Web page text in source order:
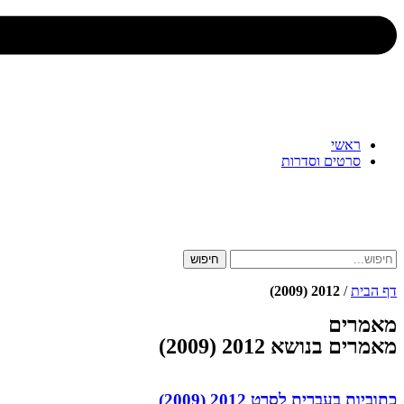
ראשי
סרטים וסדרות
חיפוש
דף הבית/
2012 (2009)
מאמרים
מאמרים בנושא 2012 (2009)
כתוביות בעברית לסרט 2012 (2009)